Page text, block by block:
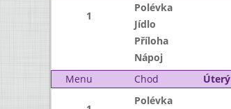
1
Polévka
Jídlo
Příloha
Nápoj
Menu
Chod Úterý
Polévka